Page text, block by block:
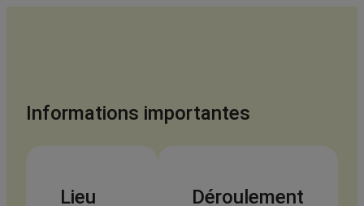
Informations importantes
Lieu Déroulement